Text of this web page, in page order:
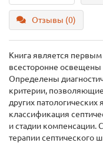
Отзывы (0)
Книга является
всесторонне
Определены
критерии,
других
классификация
и стадии
терапии септического